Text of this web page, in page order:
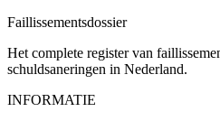
Faillissementsdossier
Het complete register van
schuldsaneringen in Nederland.
INFORMATIE